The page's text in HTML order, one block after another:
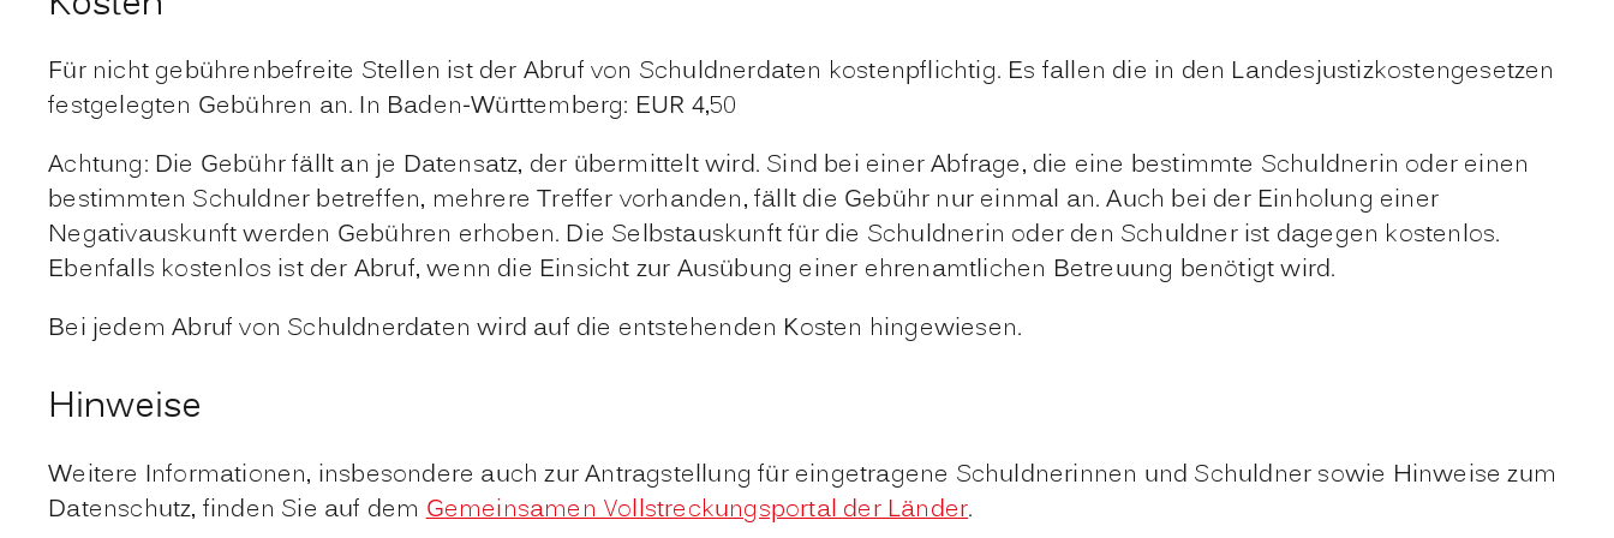
Für nicht gebührenbefreite Stellen ist der Abruf von Schuldnerdaten kostenpflichtig. Es fallen die in den Landesjustizkostengesetzen
festgelegten Gebühren an. In Baden-Württemberg: EUR 4,50
Achtung: Die Gebühr fällt an je Datensatz, der übermittelt wird. Sind bei einer Abfrage, die eine bestimmte Schuldnerin oder einen
bestimmten Schuldner betreffen, mehrere Treffer vorhanden, fällt die Gebühr nur einmal an. Auch bei der Einholung einer
Negativauskunft werden Gebühren erhoben. Die Selbstauskunft für die Schuldnerin oder den Schuldner ist dagegen kostenlos.
Ebenfalls kostenlos ist der Abruf, wenn die Einsicht zur Ausübung einer ehrenamtlichen Betreuung benötigt wird.
Bei jedem Abruf von Schuldnerdaten wird auf die entstehenden Kosten hingewiesen.
Hinweise
Weitere Informationen, insbesondere auch zur Antragstellung für eingetragene Schuldnerinnen und Schuldner sowie Hinweise zum
Datenschutz, finden Sie auf demGemeinsamen Vollstreckungsportal der Länder.